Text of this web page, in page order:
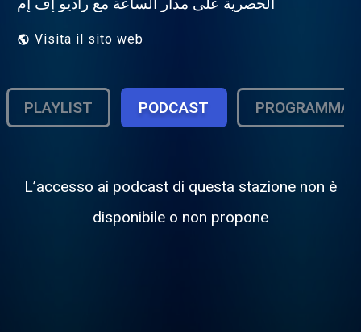
Visita il sito web
PLAYLIST PODCAST PROGRAMMA
L’accesso ai podcast di questa stazione non è
disponibile o non propone